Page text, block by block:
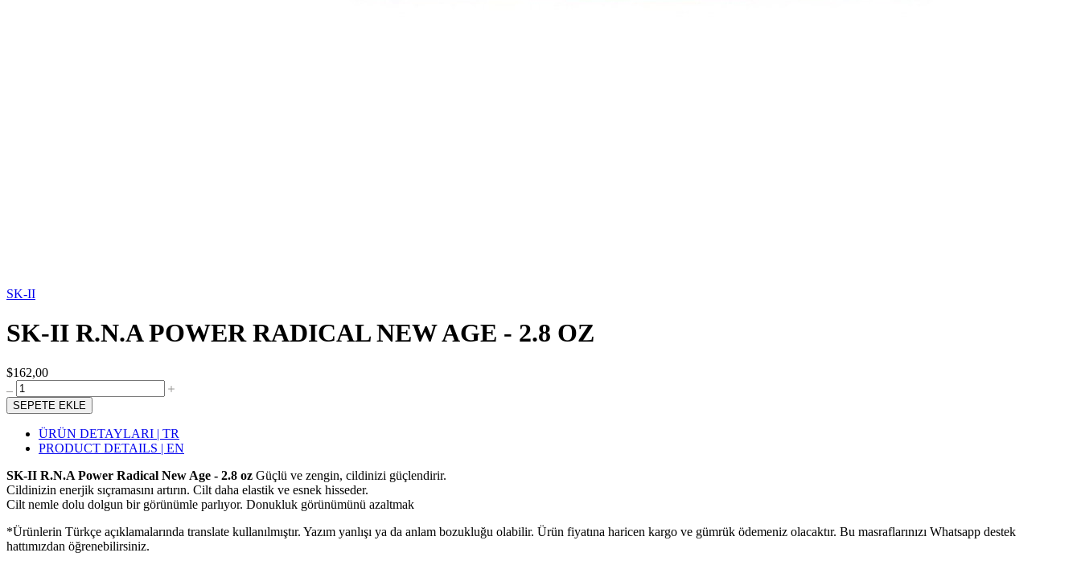
SK-II
SK-II R.N.A POWER RADICAL NEW AGE - 2.8 OZ
$162,00
SEPETE EKLE
ÜRÜN DETAYLARI | TR
PRODUCT DETAILS | EN
SK-II R.N.A Power Radical New Age - 2.8 oz Güçlü ve zengin, cildinizi güçlendirir.
Cildinizin enerjik sıçramasını artırın. Cilt daha elastik ve esnek hisseder.
Cilt nemle dolu dolgun bir görünümle parlıyor. Donukluk görünümünü azaltmak
*Ürünlerin Türkçe açıklamalarında translate kullanılmıştır. Yazım yanlışı ya da anlam bozukluğu olabilir. Ürün fiyatına haricen kargo ve gümrük ödemeniz olacaktır. Bu masraflarınızı Whatsapp destek
hattımızdan öğrenebilirsiniz.